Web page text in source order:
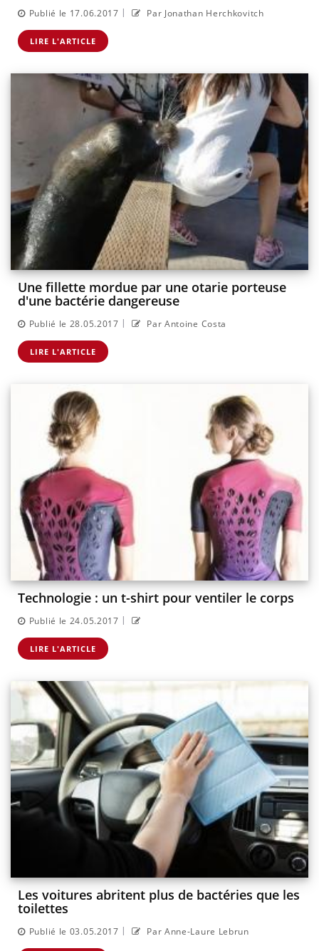
Publié le 17.06.2017 | Par Jonathan Herchkovitch
LIRE L'ARTICLE
Une fillette mordue par une otarie porteuse
d'une bactérie dangereuse
Publié le 28.05.2017 | Par Antoine Costa
LIRE L'ARTICLE
Technologie : un t-shirt pour ventiler le corps
Publié le 24.05.2017 |
LIRE L'ARTICLE
Les voitures abritent plus de bactéries que les
toilettes
Publié le 03.05.2017 | Par Anne-Laure Lebrun